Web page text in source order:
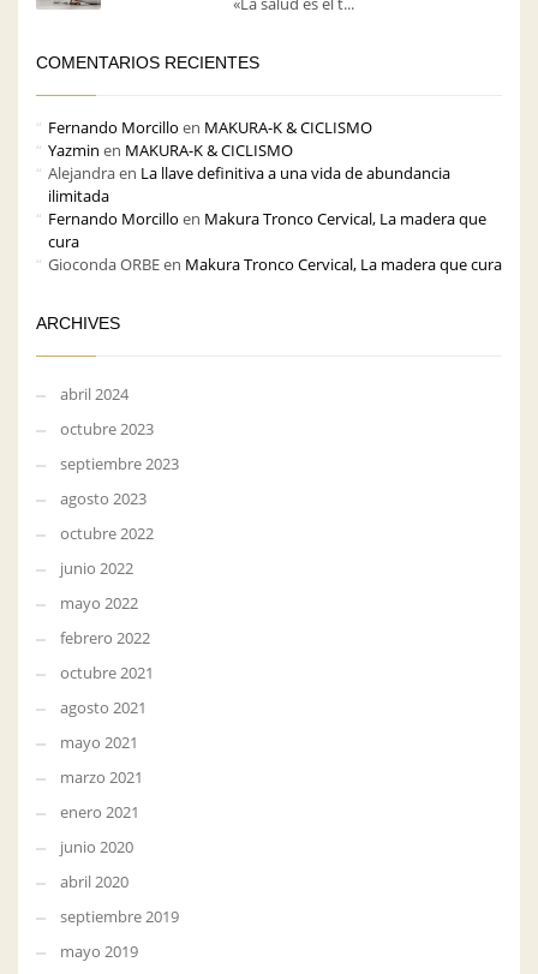
COMENTARIOS RECIENTES
Fernando Morcillo en MAKURA-K & CICLISMO
Yazmin en MAKURA-K & CICLISMO
Alejandraen La llave definitiva a una vida de abundancia
ilimitada
Fernando Morcillo en Makura Tronco Cervical, La madera que
cura
Gioconda ORBEen Makura Tronco Cervical, La madera que cura
ARCHIVES
abril 2024
octubre 2023
septiembre 2023
agosto 2023
octubre 2022
junio 2022
mayo 2022
febrero 2022
octubre 2021
agosto 2021
mayo 2021
marzo 2021
enero 2021
junio 2020
abril 2020
septiembre 2019
mayo 2019